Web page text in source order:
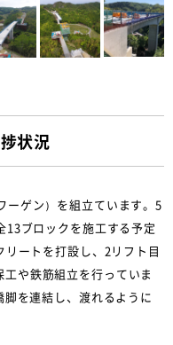
状況
ーゲン）を組立ています。5
13ブロックを施工する予定
ートを打設し、2リフト目
や鉄筋組立を行っていま
を連結し、渡れるように